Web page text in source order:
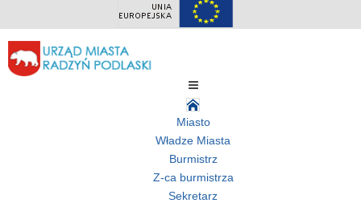
Miasto
Władze Miasta
Burmistrz
Z-ca burmistrza
Sekretarz